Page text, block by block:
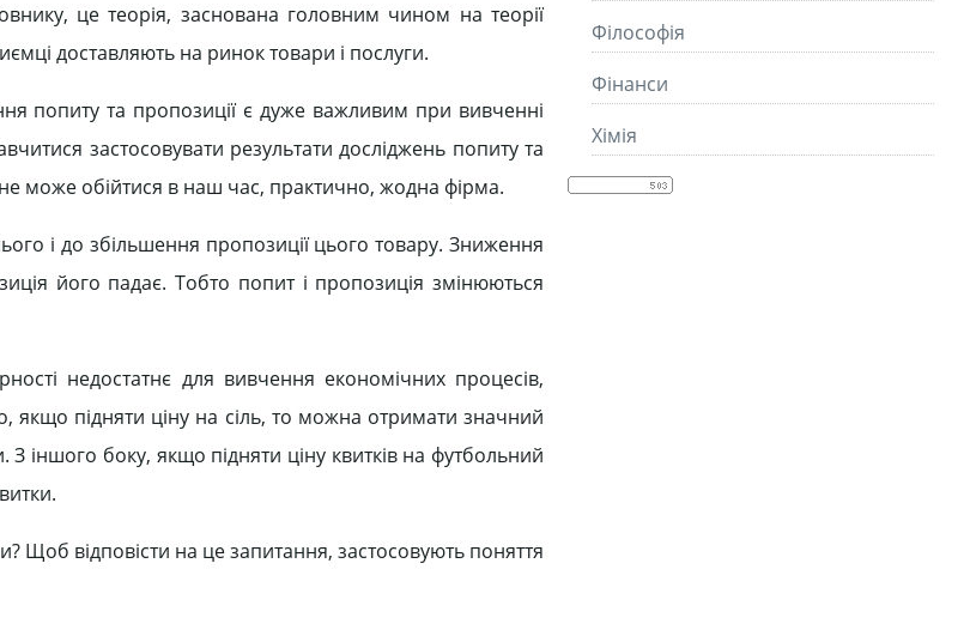
це теорія, заснована головним чином на теорії
доставляють на ринок товари і послуги.
попиту та пропозиції є дуже важливим при вивченні
застосовувати результати досліджень попиту та
може обійтися в наш час, практично, жодна фірма.
і до збільшення пропозиції цього товару. Зниження
його падає. Тобто попит і пропозиція змінюються
недостатнє для вивчення економічних процесів,
якщо підняти ціну на сіль, то можна отримати значний
З іншого боку, якщо підняти ціну квитків на футбольний
Щоб відповісти на це запитання, застосовують поняття
Філософія
Фінанси
Хімія